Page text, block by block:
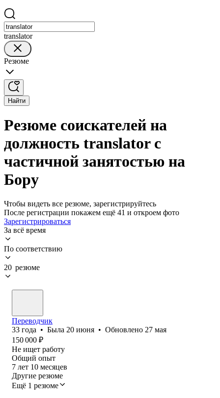
translator
Резюме
Найти
Резюме соискателей на
должность translator с
частичной занятостью на
Бору
Чтобы видеть все резюме, зарегистрируйтесь
После регистрации покажем ещё 41 и откроем фото
Зарегистрироваться
За всё время
По соответствию
20 резюме
Переводчик
33 года • Была 20 июня • Обновлено 27 мая
150 000 ₽
Не ищет работу
Общий опыт
7 лет 10 месяцев
Другие резюме
Ещё 1 резюме